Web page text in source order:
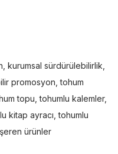
kurumsal sürdürülebilirlik
promosyon ,tohum
topu ,tohumlu kalemler,
kitap ayracı ,tohumlu
ürünler